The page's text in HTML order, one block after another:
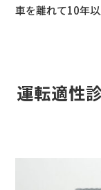
車を離れて10年
運転適性